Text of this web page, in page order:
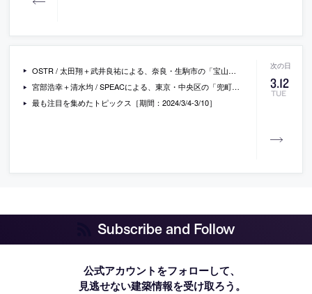
3.12
TUE
OSTR / 太田翔＋武井良祐による、奈良・生駒市の「宝山寺のギャラリーと住宅」。車で近づけない場所に建つ古民家を改修。搬入に係る与件を考慮し、敷地内の材料の再利用で“コストの抑制”と“新たな価値の創出”を叶える設計を志向。解体で出た部材を“新たな仕上げ”に転用して空間をつくる
宮部浩幸＋清水均 / SPEACによる、東京・中央区の「兜町第７平和ビル」。既存ビルの地上階の一部を改修して“オープンスペース”にする計画。人々が滞留する場の創出での、街とビルの居心地と存在感の向上を志向。“街の文脈との連続性”も意図してエリアの歴史や痕跡を設計に参照
最も注目を集めたトピックス［期間：2024/3/4-3/10］
Subscribe and Follow
公式アカウントをフォローして、
見逃せない建築情報を受け取ろう。